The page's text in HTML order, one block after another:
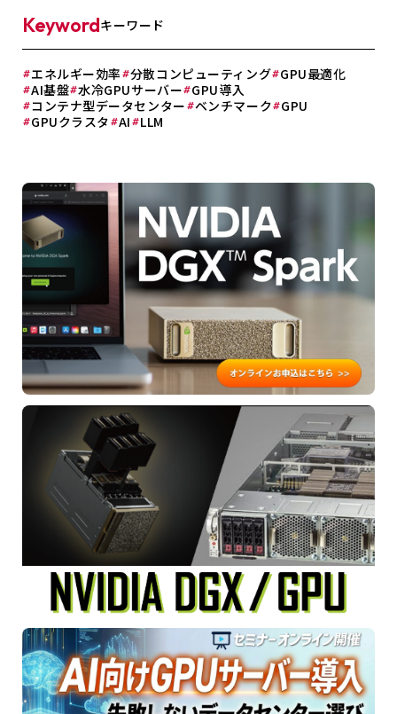
Keywordキーワード
エネルギー効率 分散コンピューティング GPU最適化
AI基盤 水冷GPUサーバー GPU導入
コンテナ型データセンター ベンチマーク GPU
GPUクラスタ AI LLM